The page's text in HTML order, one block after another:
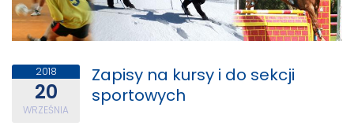
2018
20
WRZEŚNIA
Zapisy na kursy i do sekcji
sportowych